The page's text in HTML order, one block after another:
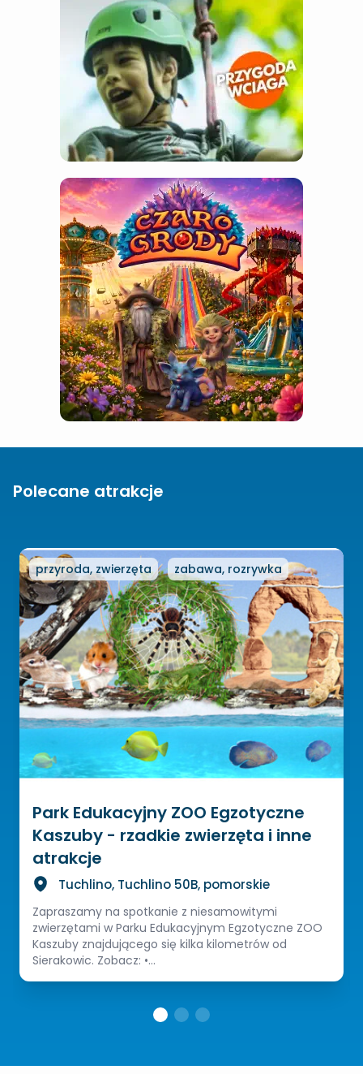
Polecane atrakcje
przyroda, zwierzęta zabawa, rozrywka
Park Edukacyjny ZOO Egzotyczne
Kaszuby - rzadkie zwierzęta i inne
atrakcje
Tuchlino, Tuchlino 50B, pomorskie
Zapraszamy na spotkanie z niesamowitymi
zwierzętami w Parku Edukacyjnym Egzotyczne ZOO
Kaszuby znajdującego się kilka kilometrów od
Sierakowic. Zobacz: •...